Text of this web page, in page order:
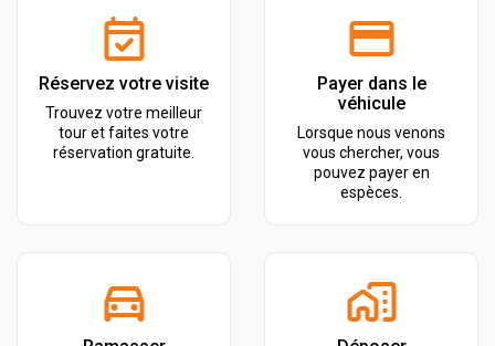
Réservez votre visite
Trouvez votre meilleur
tour et faites votre
réservation gratuite.
Payer dans le
véhicule
Lorsque nous venons
vous chercher, vous
pouvez payer en
espèces.